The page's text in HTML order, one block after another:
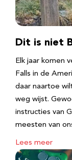
Dit is niet
Elk jaar komen
Falls in de
daar naartoe
weg wijst.
instructies van
meesten van
Lees meer